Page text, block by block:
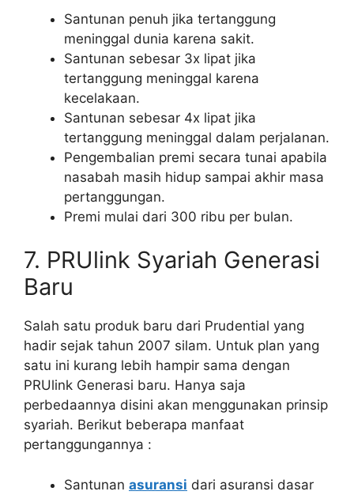
Santunan penuh jika tertanggung
meninggal dunia karena sakit.
Santunan sebesar 3x lipat jika
tertanggung meninggal karena
kecelakaan.
Santunan sebesar 4x lipat jika
tertanggung meninggal dalam perjalanan.
Pengembalian premi secara tunai apabila
nasabah masih hidup sampai akhir masa
pertanggungan.
Premi mulai dari 300 ribu per bulan.
7. PRUlink Syariah Generasi
Baru
Salah satu produk baru dari Prudential yang
hadir sejak tahun 2007 silam. Untuk plan yang
satu ini kurang lebih hampir sama dengan
PRUlink Generasi baru. Hanya saja
perbedaannya disini akan menggunakan prinsip
syariah. Berikut beberapa manfaat
pertanggungannya :
Santunan asuransi dari asuransi dasar